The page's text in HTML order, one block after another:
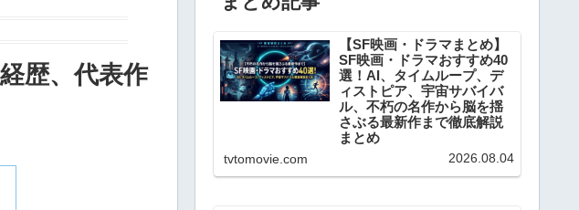
歴、代表作
【SF映画・ドラマまとめ】
SF映画・ドラマおすすめ40
選！AI、タイムループ、デ
ィストピア、宇宙サバイバ
ル、不朽の名作から脳を揺
さぶる最新作まで徹底解説
まとめ
日々の何気ない日常に、全く新し
い視点や驚きをもたらしてくれる
ジャンル、それが「SF（サイエン
tvtomovie.com 2026.08.04